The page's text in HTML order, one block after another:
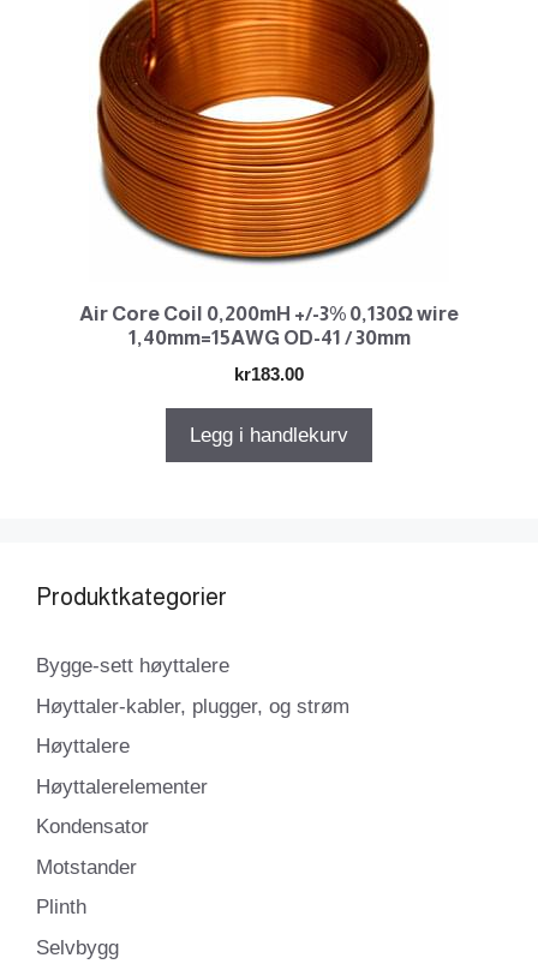
Air Core Coil 0,200mH +/-3% 0,130Ω wire
1,40mm=15AWG OD-41 / 30mm
kr183.00
Legg i handlekurv
Produktkategorier
Bygge-sett høyttalere
Høyttaler-kabler, plugger, og strøm
Høyttalere
Høyttalerelementer
Kondensator
Motstander
Plinth
Selvbygg